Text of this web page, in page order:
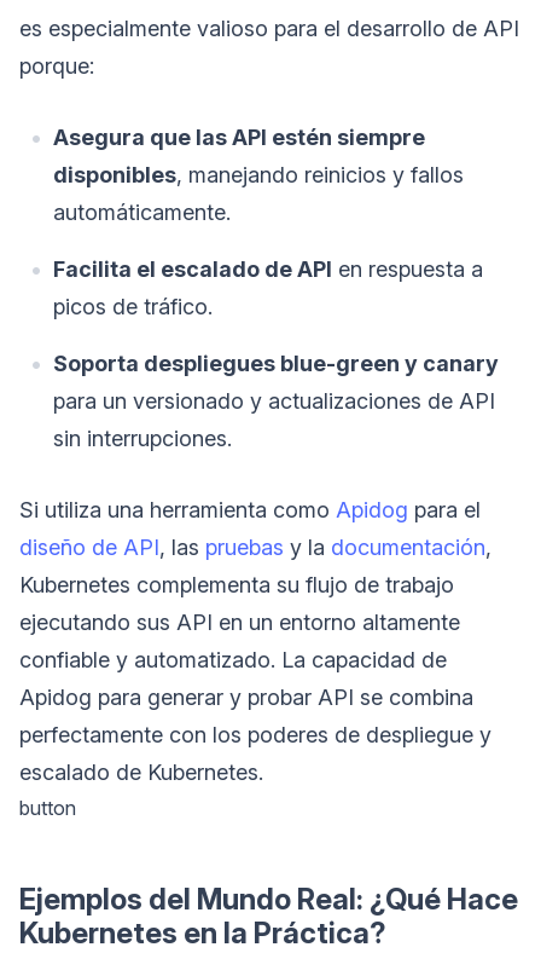
es especialmente valioso para el desarrollo de API
porque:
Asegura que las API estén siempre
disponibles, manejando reinicios y fallos
automáticamente.
Facilita el escalado de API en respuesta a
picos de tráfico.
Soporta despliegues blue-green y canary
para un versionado y actualizaciones de API
sin interrupciones.
Si utiliza una herramienta como Apidog para el
diseño de API, las pruebas y la documentación,
Kubernetes complementa su flujo de trabajo
ejecutando sus API en un entorno altamente
confiable y automatizado. La capacidad de
Apidog para generar y probar API se combina
perfectamente con los poderes de despliegue y
escalado de Kubernetes.
button
Ejemplos del Mundo Real: ¿Qué Hace
Kubernetes en la Práctica?